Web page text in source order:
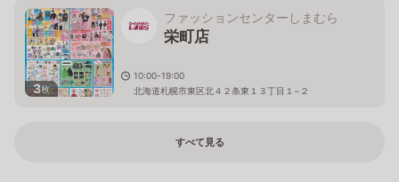
3枚
ファッションセンターしまむら
栄町店
10:00-19:00
北海道札幌市東区北４２条東１３丁目１−２
すべて見る